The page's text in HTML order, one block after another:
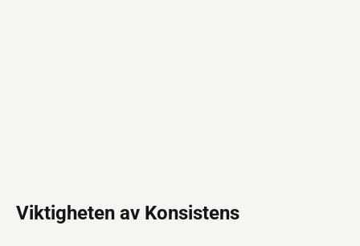
Viktigheten av Konsistens